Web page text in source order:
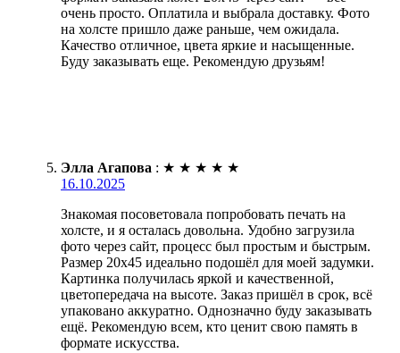
очень просто. Оплатила и выбрала доставку. Фото
на холсте пришло даже раньше, чем ожидала.
Качество отличное, цвета яркие и насыщенные.
Буду заказывать еще. Рекомендую друзьям!
Элла Агапова : ★ ★ ★ ★ ★
16.10.2025
Знакомая посоветовала попробовать печать на
холсте, и я осталась довольна. Удобно загрузила
фото через сайт, процесс был простым и быстрым.
Размер 20х45 идеально подошёл для моей задумки.
Картинка получилась яркой и качественной,
цветопередача на высоте. Заказ пришёл в срок, всё
упаковано аккуратно. Однозначно буду заказывать
ещё. Рекомендую всем, кто ценит свою память в
формате искусства.